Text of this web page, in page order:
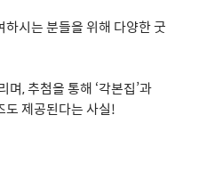
하시는 분들을 위해 다양한 굿
며,추첨을 통해 ‘각본집’과
제공된다는 사실!